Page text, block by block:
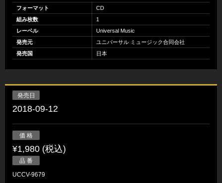
フォーマット
CD
組み枚数
1
レーベル
Universal Music
発売元
ユニバーサル ミュージック合同会社
発売国
日本
発売日
2018-09-12
価 格
¥1,980 (税込)
品 番
UCCV-9679